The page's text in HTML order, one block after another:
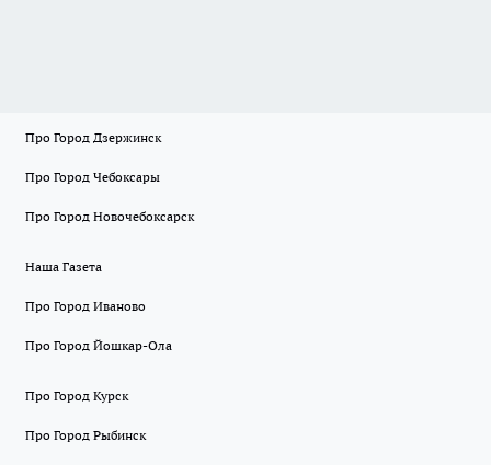
Про Город Дзержинск
Про Город Чебоксары
Про Город Новочебоксарск
Наша Газета
Про Город Иваново
Про Город Йошкар-Ола
Про Город Курск
Про Город Рыбинск